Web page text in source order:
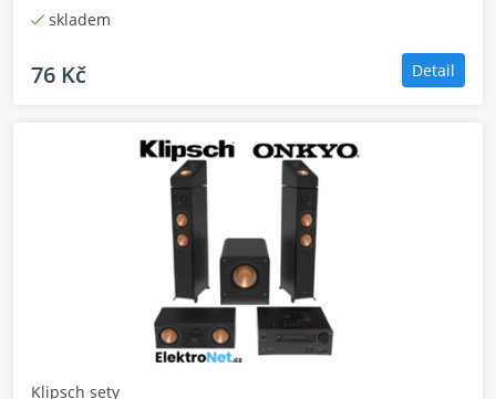
charakteru – od ohromujícího vzhledu po diskrétní
1" titanový LTS ventilovaný výškový reproduktor,
hybridní Tractrix® Horn
Woofer Double 5,25" Cerametallic ™ basový
reproduktor s Faradayovými kroužky
Frekvenční odezva 62-25 kHz +/- 3 dB
Citlivost 94 dB @ 2,83 V / 1 m
Trvalý výkon 100 W / Špička
Jmenovitá impedance 8 Ω Mezní
skladem
76 Kč Detail
Klipsch sety